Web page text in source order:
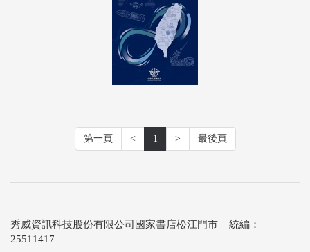
第一頁 < 1 > 最後頁
秀威資訊科技股份有限公司國家書店松江門市 統編：
25511417